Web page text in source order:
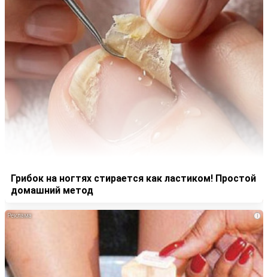
Грибок на ногтях стирается как ластиком! Простой
домашний метод
i